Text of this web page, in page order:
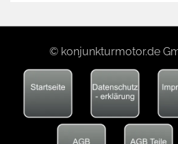
© konjunkturmotor.de